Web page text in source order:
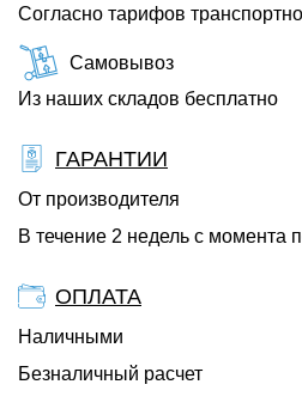
Согласно тарифов
Самовывоз
Из наших складов бесплатно
ГАРАНТИИ
От производителя
В течение 2 недель с момента
ОПЛАТА
Наличными
Безналичный расчет